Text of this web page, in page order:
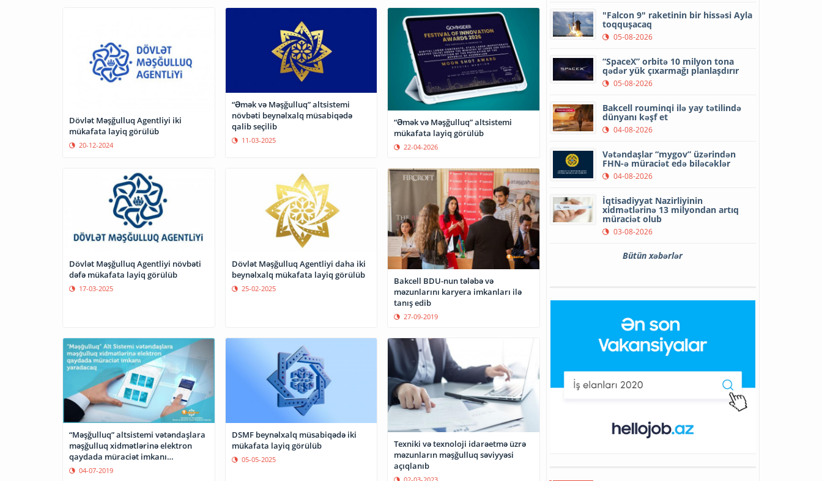
Dövlət Məşğulluq Agentliyi iki
mükafata layiq görülüb
20-12-2024
“Əmək və Məşğulluq” altsistemi
növbəti beynəlxalq müsabiqədə
qalib seçilib
11-03-2025
“Əmək və Məşğulluq” altsistemi
mükafata layiq görülüb
22-04-2026
Dövlət Məşğulluq Agentliyi növbəti
dəfə mükafata layiq görülüb
17-03-2025
Dövlət Məşğulluq Agentliyi daha iki
beynəlxalq mükafata layiq görülüb
25-02-2025
Bakcell BDU-nun tələbə və
məzunlarını karyera imkanları ilə
tanış edib
27-09-2019
“Məşğulluq” altsistemi vətəndaşlara
məşğulluq xidmətlərinə elektron
qaydada müraciət imkanı
yaradacaq
04-07-2019
DSMF beynəlxalq müsabiqədə iki
mükafata layiq görülüb
05-05-2025
Texniki və texnoloji idarəetmə üzrə
məzunların məşğulluq səviyyəsi
açıqlanıb
"Falcon 9" raketinin bir hissəsi Ayla
toqquşacaq
05-08-2026
“SpaceX” orbitə 10 milyon tona
qədər yük çıxarmağı planlaşdırır
05-08-2026
Bakcell rouminqi ilə yay tətilində
dünyanı kəşf et
04-08-2026
Vətəndaşlar “mygov” üzərindən
FHN-ə müraciət edə biləcəklər
04-08-2026
İqtisadiyyat Nazirliyinin
xidmətlərinə 13 milyondan artıq
müraciət olub
03-08-2026
Bütün xəbərlər